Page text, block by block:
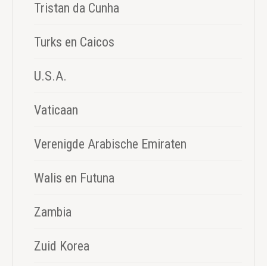
Tristan da Cunha
Turks en Caicos
U.S.A.
Vaticaan
Verenigde Arabische Emiraten
Walis en Futuna
Zambia
Zuid Korea